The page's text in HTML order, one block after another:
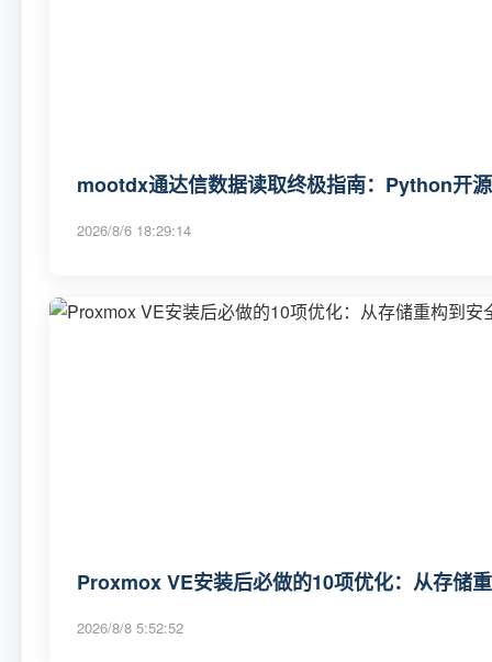
mootdx通达信数据读取终极指南：Python开
2026/8/6 18:29:14
Proxmox VE安装后必做的10项优化：从存储
2026/8/8 5:52:52